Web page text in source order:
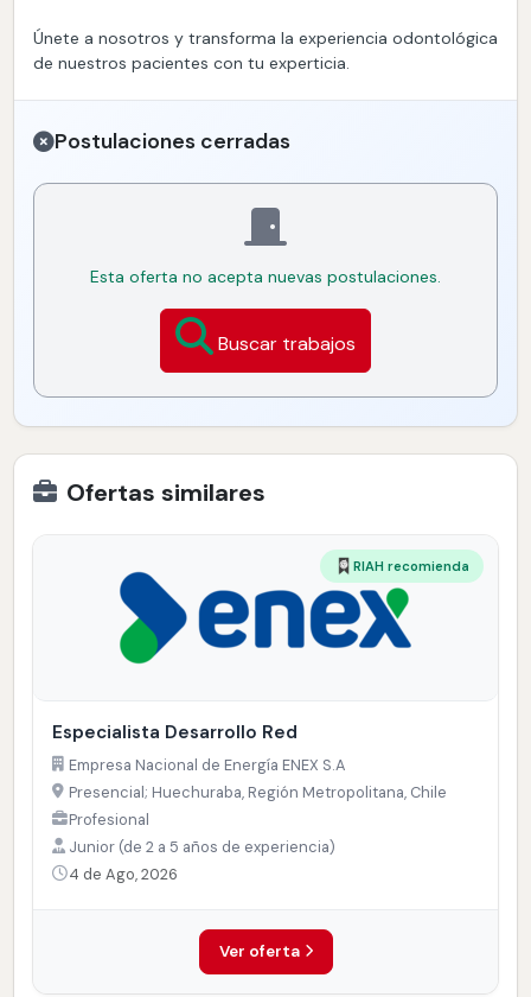
Únete a nosotros y transforma la experiencia odontológica
de nuestros pacientes con tu experticia.
Postulaciones cerradas
Esta oferta no acepta nuevas postulaciones.
Buscar trabajos
Ofertas similares
RIAH recomienda
Especialista Desarrollo Red
Empresa Nacional de Energía ENEX S.A
Presencial; Huechuraba, Región Metropolitana, Chile
Profesional
Junior (de 2 a 5 años de experiencia)
4 de Ago, 2026
Ver oferta